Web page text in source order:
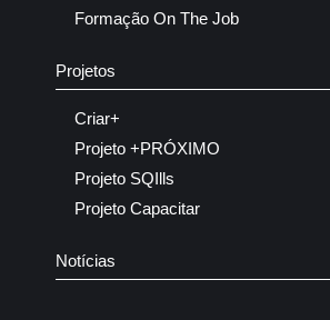
Formação On The Job
Projetos
Criar+
Projeto +PRÓXIMO
Projeto SQIlls
Projeto Capacitar
Notícias